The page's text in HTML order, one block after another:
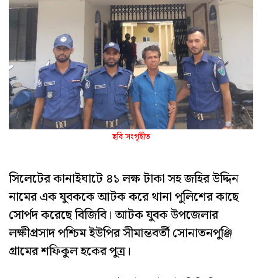
ছবি সংগৃহীত
সিলেটের কানাইঘাটে ৪১ লক্ষ টাকা সহ জহির উদ্দিন
নামের এক যুবককে আটক করে থানা পুলিশের কাছে
সোর্পদ করেছে বিজিবি। আটক যুবক উপজেলার
লক্ষীপ্রসাদ পশ্চিম ইউপির সীমান্তবর্তী সোনাতনপুঞ্জি
গ্রামের শফিকুল হকের পুত্র।